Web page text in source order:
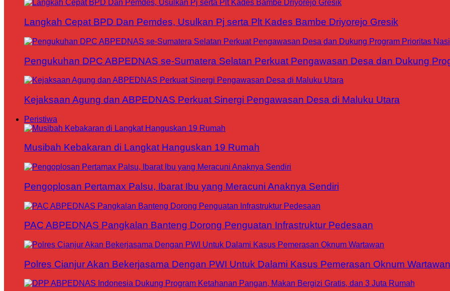
Langkah Cepat BPD Dan Pemdes, Usulkan Pj serta Plt Kades Bambe Driyorejo Gresik
Pengukuhan DPC ABPEDNAS se-Sumatera Selatan Perkuat Pengawasan Desa dan Dukung
Kejaksaan Agung dan ABPEDNAS Perkuat Sinergi Pengawasan Desa di Maluku Utara
Peristiwa
Musibah Kebakaran di Langkat Hanguskan 19 Rumah
Pengoplosan Pertamax Palsu, Ibarat Ibu yang Meracuni Anaknya Sendiri
PAC ABPEDNAS Pangkalan Banteng Dorong Penguatan Infrastruktur Pedesaan
Polres Cianjur Akan Bekerjasama Dengan PWI Untuk Dalami Kasus Pemerasan Oknum Wartawan